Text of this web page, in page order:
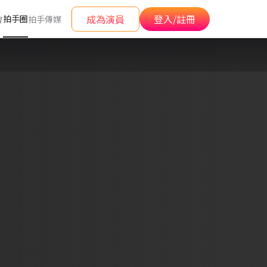
拍手圈拍手傳媒 成為演員 登入/註冊